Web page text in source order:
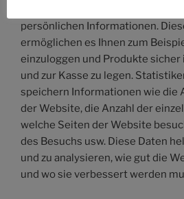
persönlichen Informationen.
ermöglichen es Ihnen zum
einzuloggen und Produkte sicher
und zur Kasse zu legen.
speichern Informationen wie die
der Website, die Anzahl der
welche Seiten der Website
des Besuchs usw. Diese Daten
und zu analysieren, wie gut die
und wo sie verbessert werden